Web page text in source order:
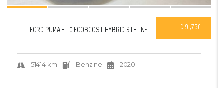
€19 ,750
FORD PUMA - 1.0 ECOBOOST HYBRID ST-LINE
51414 km Benzine 2020